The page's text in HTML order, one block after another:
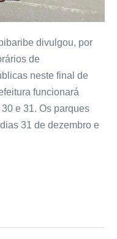
divulgou, por
de
neste final de
funcionará
e 31. Os parques
31 de dezembro e